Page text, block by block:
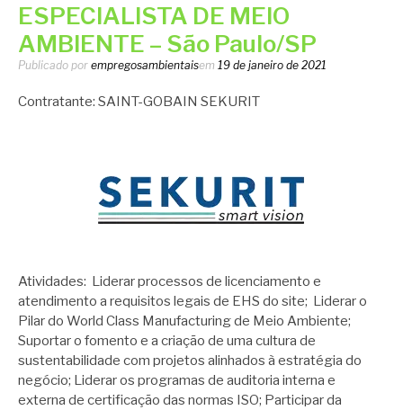
ESPECIALISTA DE MEIO
AMBIENTE – São Paulo/SP
Publicado por empregosambientaisem 19 de janeiro de 2021
Contratante: SAINT-GOBAIN SEKURIT
Atividades: Liderar processos de licenciamento e
atendimento a requisitos legais de EHS do site; Liderar o
Pilar do World Class Manufacturing de Meio Ambiente;
Suportar o fomento e a criação de uma cultura de
sustentabilidade com projetos alinhados à estratégia do
negócio; Liderar os programas de auditoria interna e
externa de certificação das normas ISO; Participar da